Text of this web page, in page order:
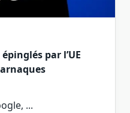
par l’UE
...